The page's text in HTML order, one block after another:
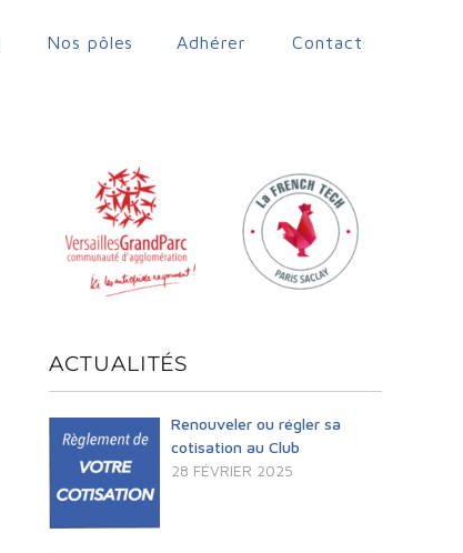
Nos pôles Adhérer Contact
ACTUALITÉS
Renouveler ou régler sa
cotisation au Club
28 FÉVRIER 2025